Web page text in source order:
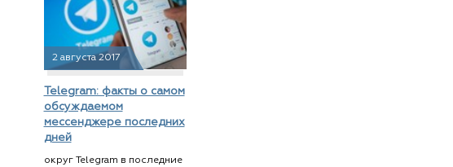
2 августа 2017
Telegram: факты о самом
обсуждаемом
мессенджере последних
дней
округ Telegram в последние